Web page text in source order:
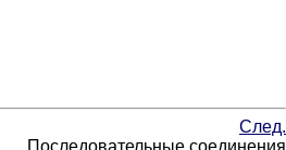
След.
Последовательные соединения